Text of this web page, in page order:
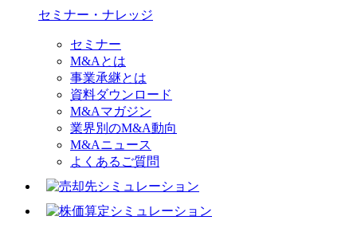
セミナー・ナレッジ
セミナー
M&Aとは
事業承継とは
資料ダウンロード
M&Aマガジン
業界別のM&A動向
M&Aニュース
よくあるご質問